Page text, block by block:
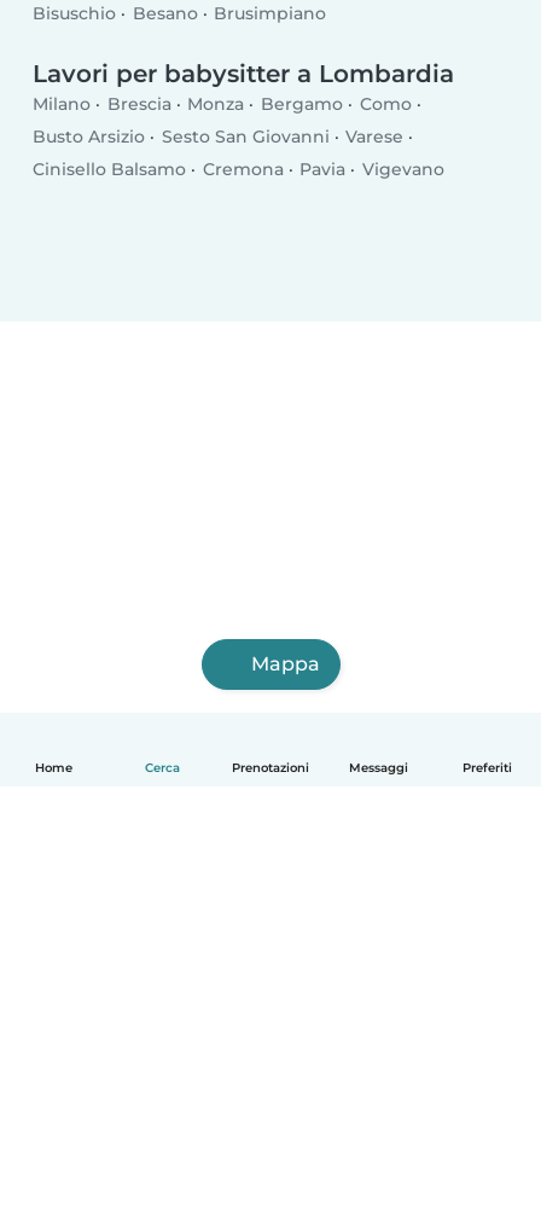
Home Cerca Prenotazioni Messaggi Preferiti
Bisuschio Besano Brusimpiano
Lavori per babysitter a Lombardia
Milano Brescia Monza Bergamo
Como
Busto Arsizio
Sesto San Giovanni
Varese
Cinisello Balsamo
Cremona Pavia Vigevano
Mappa